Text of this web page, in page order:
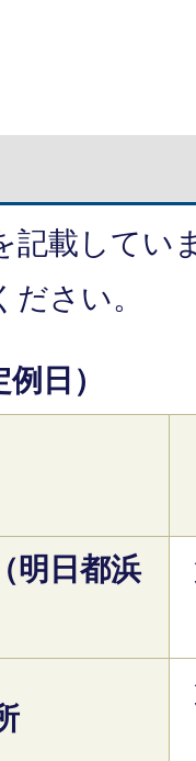
記載してい
さい。
日）
明日都浜